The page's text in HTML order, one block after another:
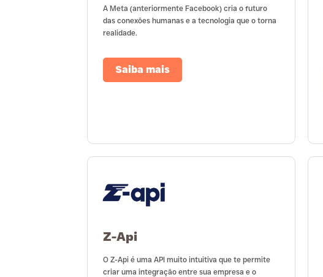
A Meta (anteriormente Facebook) cria o futuro
das conexões humanas e a tecnologia que o torna
realidade.
Saiba mais
Z-Api
O Z-Api é uma API muito intuitiva que te permite
criar uma integração entre sua empresa e o